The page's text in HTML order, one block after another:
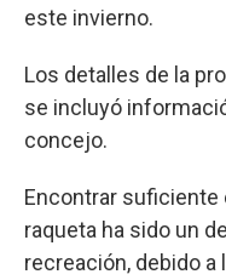
este invierno.
Los detalles de la
se incluyó
concejo.
Encontrar suficiente
raqueta ha sido un
recreación, debido a